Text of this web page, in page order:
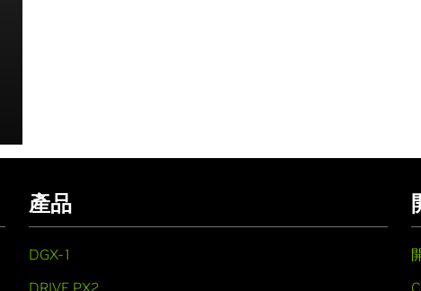
產品
DGX-1
DRIVE PX2